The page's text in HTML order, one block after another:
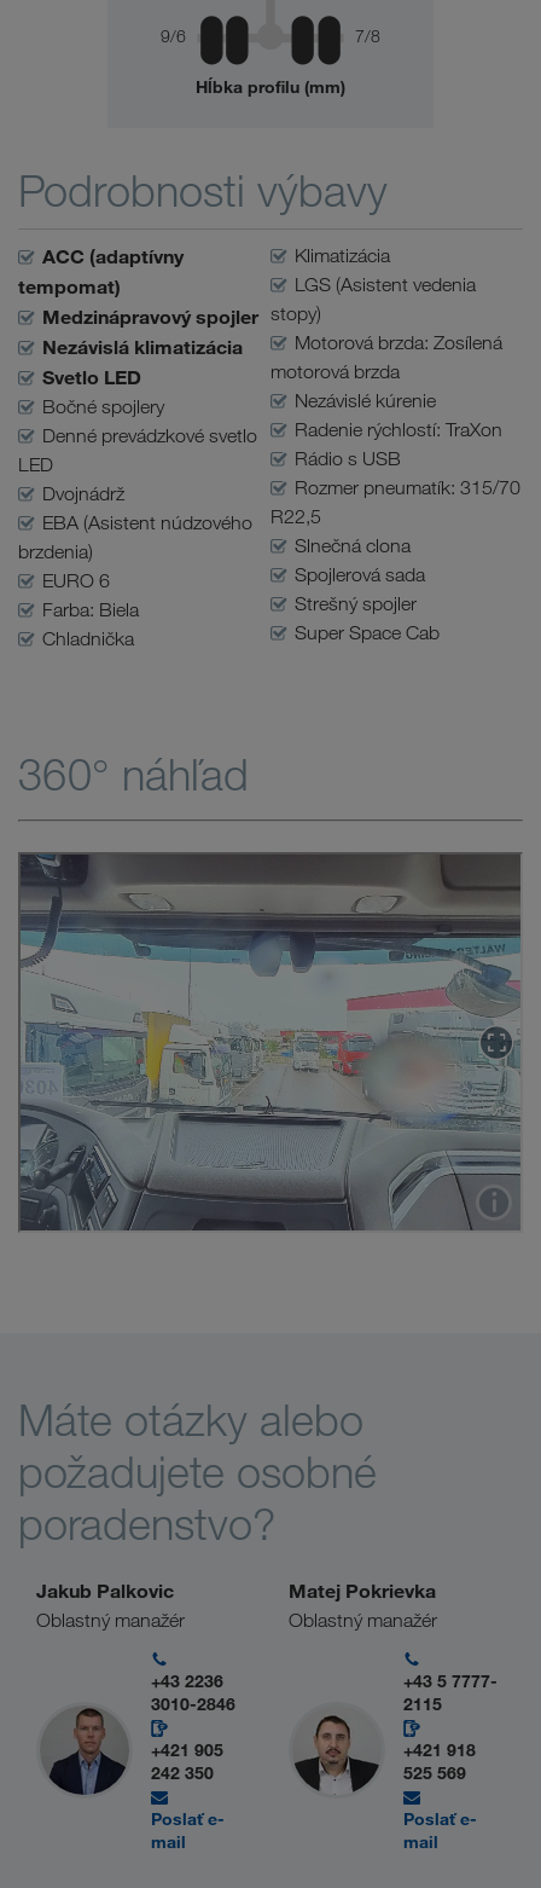
9/6 7/8
Hĺbka profilu (mm)
Podrobnosti výbavy
ACC (adaptívny
tempomat)
Medzinápravový spojler
Nezávislá klimatizácia
Svetlo LED
Bočné spojlery
Denné prevádzkové svetlo
LED
Dvojnádrž
EBA (Asistent núdzového
brzdenia)
EURO 6
Farba: Biela
Chladnička
Klimatizácia
LGS (Asistent vedenia
stopy)
Motorová brzda: Zosílená
motorová brzda
Nezávislé kúrenie
Radenie rýchlostí: TraXon
Rádio s USB
Rozmer pneumatík: 315/70
R22,5
Slnečná clona
Spojlerová sada
Strešný spojler
Super Space Cab
360° náhľad
Máte otázky alebo
požadujete osobné
poradenstvo?
Jakub Palkovic
Oblastný manažér
+43 2236
3010-2846
+421 905
242 350
Poslať e-
mail
Matej Pokrievka
Oblastný manažér
+43 5 7777-
2115
+421 918
525 569
Poslať e-
mail